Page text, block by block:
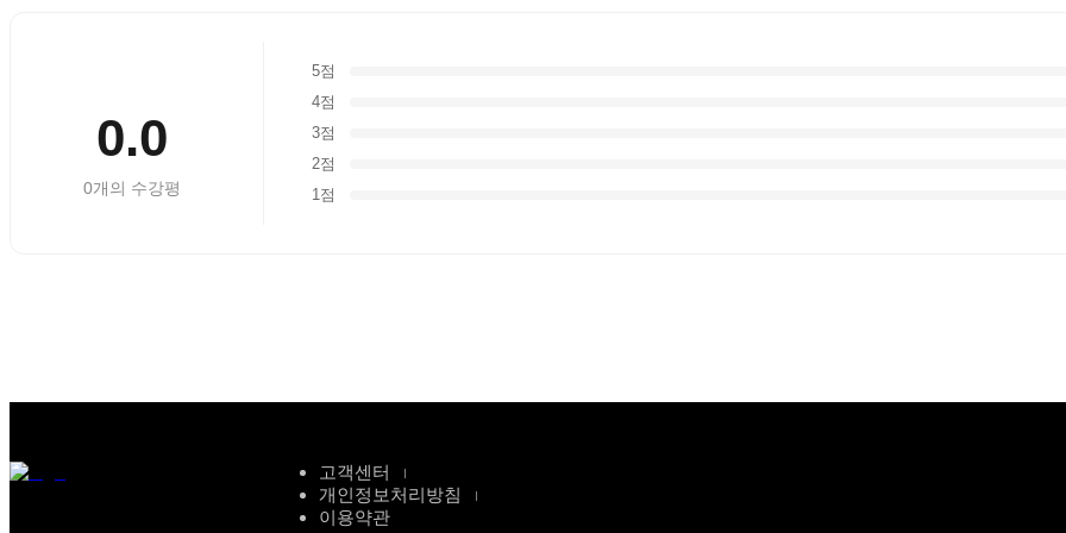
0.0
0개의 수강평
5점
4점
3점
2점
1점
고객센터
개인정보처리방침
이용약관